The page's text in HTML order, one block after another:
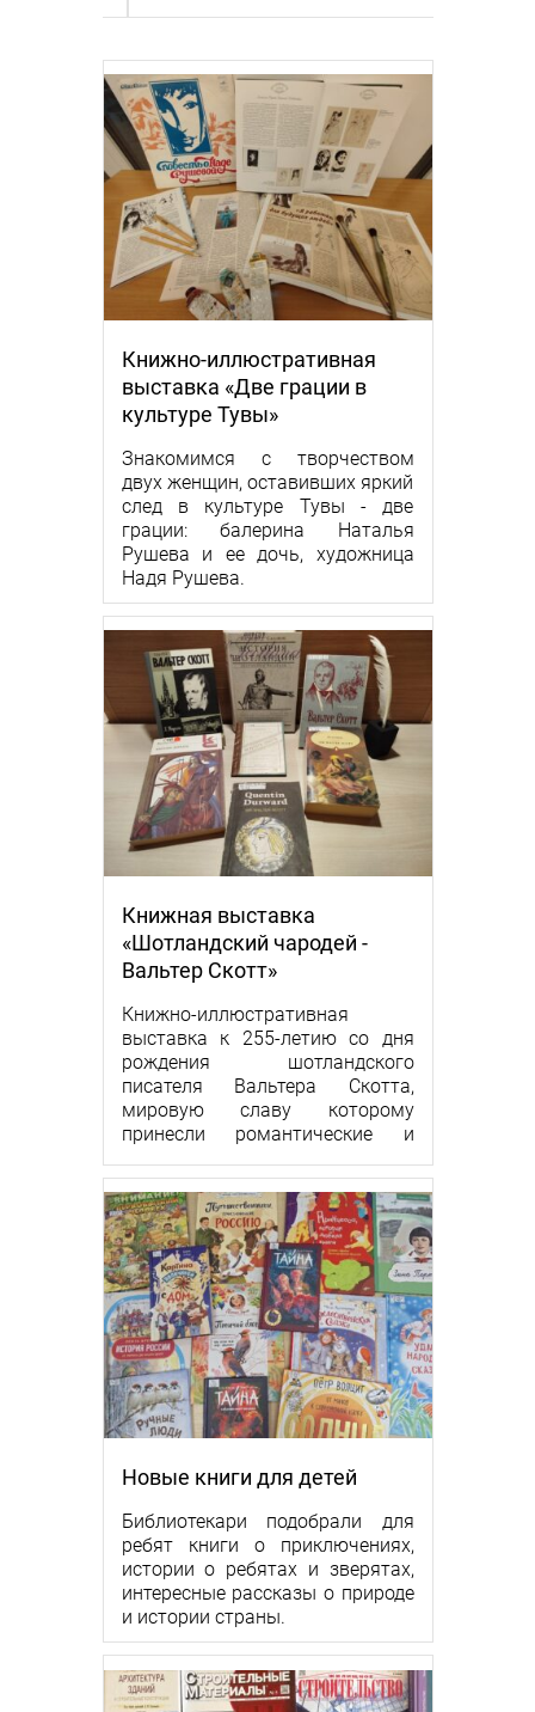
Книжно-иллюстративная
выставка «Две грации в
культуре Тувы»
Знакомимся с творчеством
двух женщин, оставивших яркий
след в культуре Тувы - две
грации: балерина Наталья
Рушева и ее дочь, художница
Надя Рушева.
Книжная выставка
«Шотландский чародей -
Вальтер Скотт»
Книжно-иллюстративная
выставка к 255-летию со дня
рождения шотландского
писателя Вальтера Скотта,
мировую славу которому
принесли романтические и
Новые книги для детей
Библиотекари подобрали для
ребят книги о приключениях,
истории о ребятах и зверятах,
интересные рассказы о природе
и истории страны.